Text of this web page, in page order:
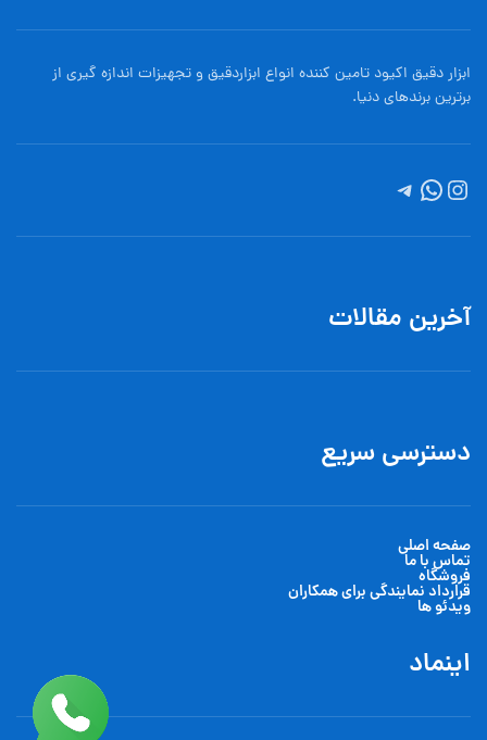
ابزار دقیق اکیود تامین کننده انواع ابزاردقيق و تجهيزات اندازه گیری از
برترین برندهای دنیا.
آخرین مقالات
دسترسی سریع
صفحه اصلی
تماس با ما
فروشگاه
قرارداد نمایندگی برای همکاران
ویدئو ها
اینماد